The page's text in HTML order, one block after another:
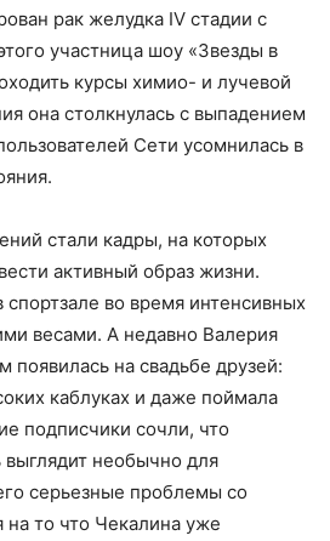
рак желудка IV стадии с
участница шоу «Звезды в
курсы химио- и лучевой
она столкнулась с выпадением
Сети усомнилась в
стали кадры, на которых
активный образ жизни.
во время интенсивных
весами. А недавно Валерия
появилась на свадьбе друзей:
каблуках и даже поймала
подписчики сочли, что
выглядит необычно для
серьезные проблемы со
то что Чекалина уже